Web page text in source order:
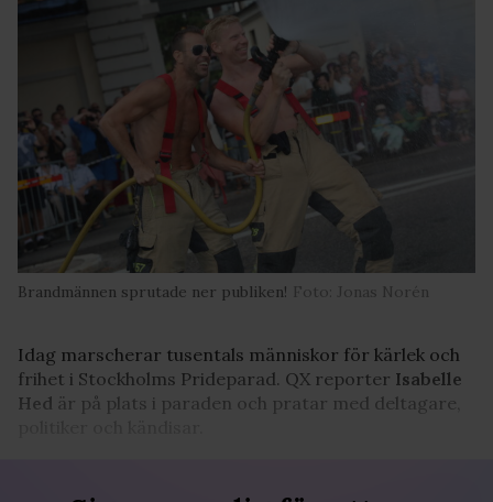
Brandmännen sprutade ner publiken! Foto: Jonas Norén
Idag marscherar tusentals människor för kärlek och
frihet i Stockholms Prideparad. QX reporter Isabelle
Hed är på plats i paraden och pratar med deltagare,